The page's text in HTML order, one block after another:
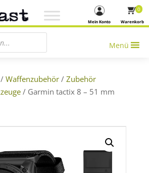
Warenkorb
0
Mein Konto
Menü
/ Waffenzubehör/ Zubehör
/ Garmin tactix 8 – 51 mm